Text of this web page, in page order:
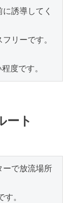
誘導してく
リーです。
度です。
ート
ーで放流場所
。